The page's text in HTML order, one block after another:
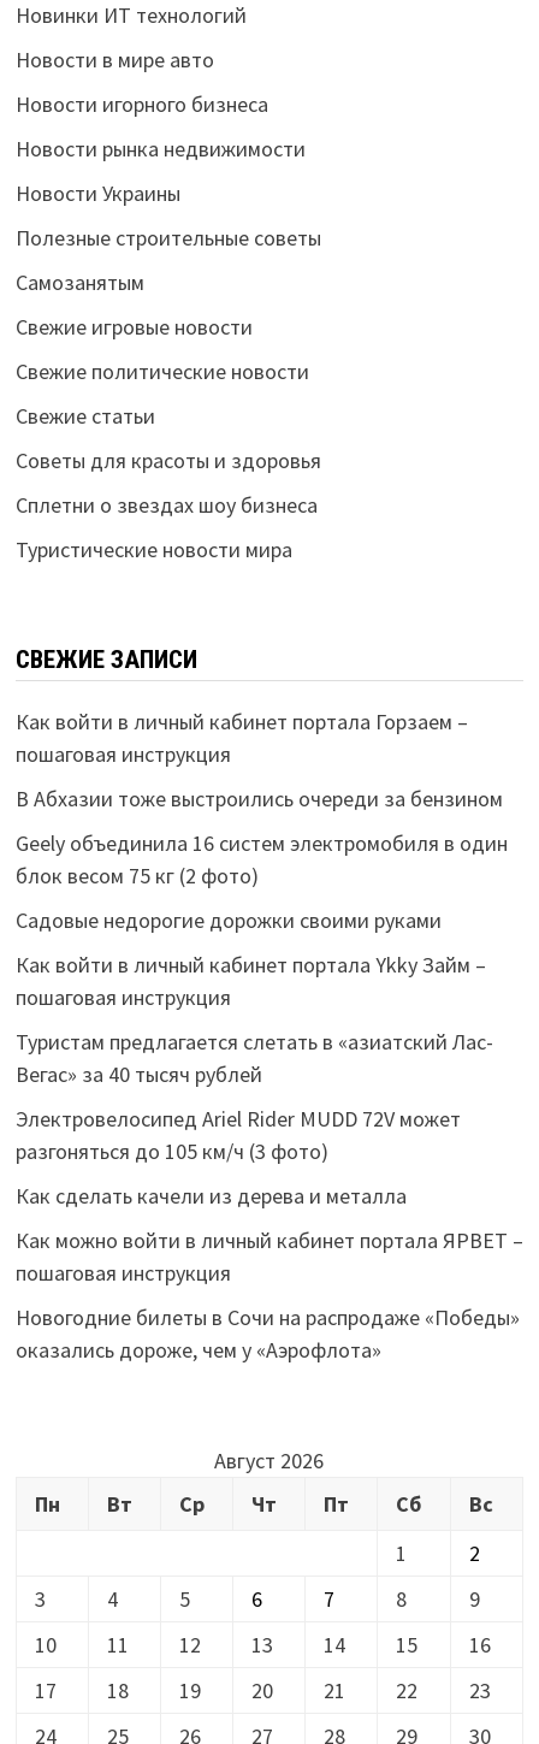
Новинки ИТ технологий
Новости в мире авто
Новости игорного бизнеса
Новости рынка недвижимости
Новости Украины
Полезные строительные советы
Самозанятым
Свежие игровые новости
Свежие политические новости
Свежие статьи
Советы для красоты и здоровья
Сплетни о звездах шоу бизнеса
Туристические новости мира
СВЕЖИЕ ЗАПИСИ
Как войти в личный кабинет портала Горзаем –
пошаговая инструкция
В Абхазии тоже выстроились очереди за бензином
Geely объединила 16 систем электромобиля в один
блок весом 75 кг (2 фото)
Садовые недорогие дорожки своими руками
Как войти в личный кабинет портала Ykky Займ –
пошаговая инструкция
Туристам предлагается слетать в «азиатский Лас-
Вегас» за 40 тысяч рублей
Электровелосипед Ariel Rider MUDD 72V может
разгоняться до 105 км/ч (3 фото)
Как сделать качели из дерева и металла
Как можно войти в личный кабинет портала ЯРВЕТ –
пошаговая инструкция
Новогодние билеты в Сочи на распродаже «Победы»
оказались дороже, чем у «Аэрофлота»
Август 2026
Пн
Вт Ср Чт Пт Сб
Вс
1
2
3
4 5 6 7 8
9
10
11 12 13 14 15
16
17
18 19 20 21 22
23
24
25 26 27 28 29 30